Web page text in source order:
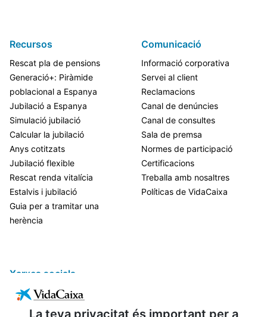
La teva privacitat és important per a
Recursos
Rescat pla de pensions
Generació+: Piràmide
poblacional a Espanya
Jubilació a Espanya
Simulació jubilació
Calcular la jubilació
Anys cotitzats
Jubilació flexible
Rescat renda vitalícia
Estalvis i jubilació
Guia per a tramitar una
herència
Comunicació
Informació corporativa
Servei al client
Reclamacions
Canal de denúncies
Canal de consultes
Sala de premsa
Normes de participació
Certificacions
Treballa amb nosaltres
Políticas de VidaCaixa
Xarxes socials